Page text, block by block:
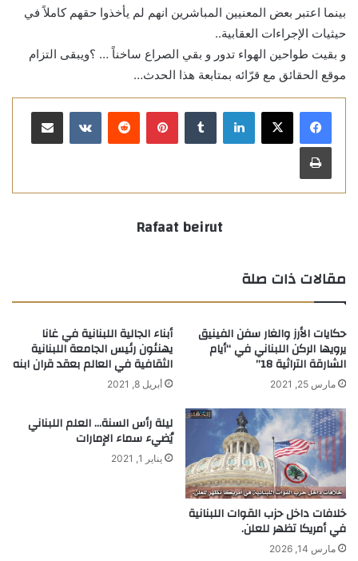
بينما اعتبر بعض المعنيين المباشرين انهم لم يأخذوا حقهم كاملاً في
حيثيات الإجراءات العقابية..
و بقيت طواحين الهواء تدور و بقي الصراع ساخناً … ؟ويبقى التزام
موقع الحقائق مع قرّائه بمتابعة هذا الحدث…
لينكدإن بينتيريست مشاركة عبر البريد
طباعة
Rafaat beirut
مقالات ذات صلة
حكايات الأرز والغار سفن الفينيق
يرويها الركن اللبناني في “أيام
الشارقة التراثية 18”
مارس 25, 2021
أبناء الجالية اللبنانية في غانا
يهنئون رئيس الجامعة اللبنانية
الثقافية في العالم بعقد قران ابنه
أبريل 8, 2021
خلافات داخل حزب القوات اللبنانية
في أمريكا تظهر للعلن.
مارس 14, 2026
ليلة رأس السنة… العلم اللبناني
يُضيء سماء الإمارات
يناير 1, 2021